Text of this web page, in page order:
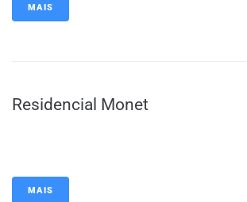
MAIS
Residencial Monet
MAIS